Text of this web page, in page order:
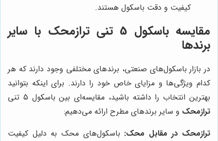
کیفیت و دقت باسکول هستند.
مقایسه باسکول 5 تنی ترازمحک با سایر
برندها
در بازار باسکول‌های صنعتی، برندهای مختلفی وجود دارند که هر
کدام ویژگی‌ها و مزایای خاص خود را دارند. برای اینکه بتوانید
بهترین انتخاب را داشته باشید، مقایسه‌ای بین باسکول 5 تنی
ترازمحک و سایر برندهای مطرح ارائه می‌دهیم:
ترازمحک در مقابل محک: باسکول‌های محک به دلیل کیفیت